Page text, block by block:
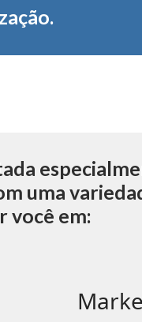
uma
você em:
fa-